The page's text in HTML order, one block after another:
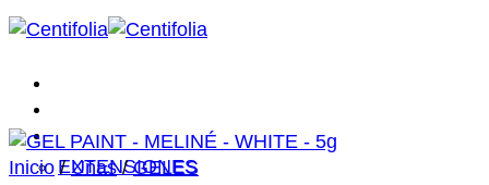
Saltar
Tienda
EXTENSIONES
Inicio / Uñas / GELES